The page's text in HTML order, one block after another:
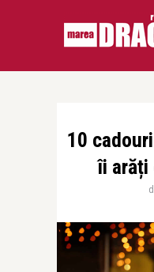
10
îi arăți